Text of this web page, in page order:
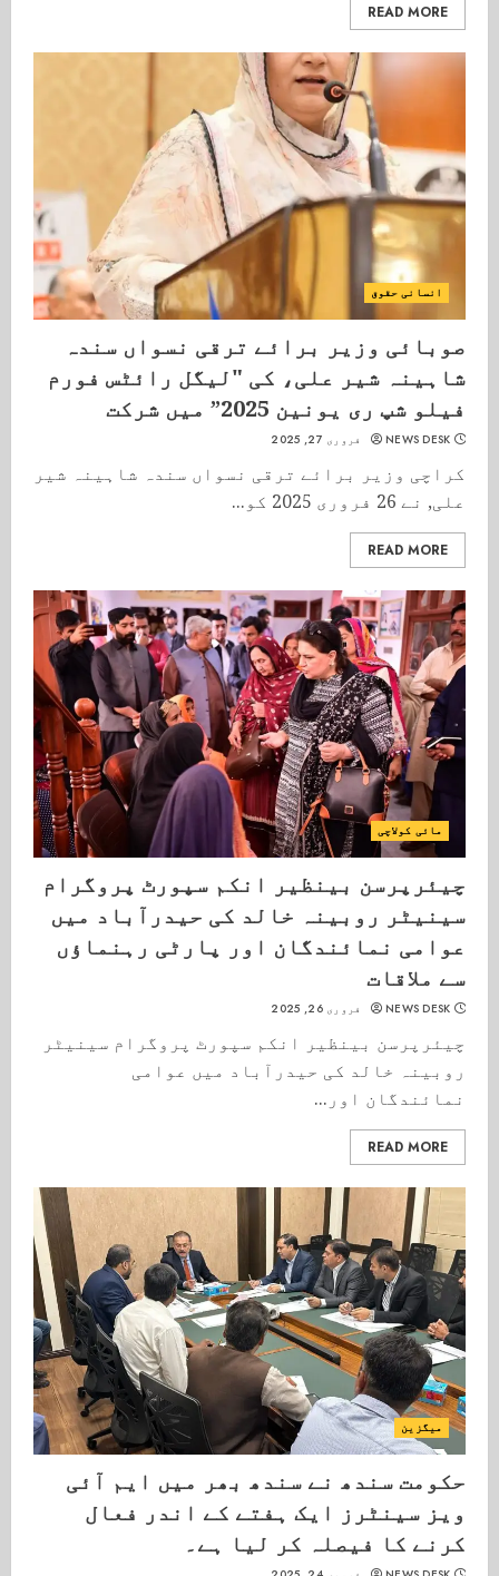
READ MORE
انسانی حقوق
صوبائی وزیر برائے ترقی نسواں سندہ
شاہینہ شیر علی، کی "لیگل رائٹس فورم
فیلو شپ ری یونین 2025” میں شرکت
NEWS DESK فروری 27, 2025
کراچی وزیر برائے ترقی نسواں سندہ شاہینہ شیر
علی, نے 26 فروری 2025 کو...
READ MORE
مائی کولاچی
چیئرپرسن بینظیر انکم سپورٹ پروگرام
سینیٹر روبینہ خالد کی حیدرآباد میں
عوامی نمائندگان اور پارٹی رہنماؤں
سے ملاقات
NEWS DESK فروری 26, 2025
چیئرپرسن بینظیر انکم سپورٹ پروگرام سینیٹر
روبینہ خالد کی حیدرآباد میں عوامی
نمائندگان اور...
READ MORE
میگزین
حکومت سندھ نے سندھ بھر میں ایم آئی
ویز سینٹرز ایک ہفتے کے اندر فعال
کرنے کا فیصلہ کر لیا ہے۔